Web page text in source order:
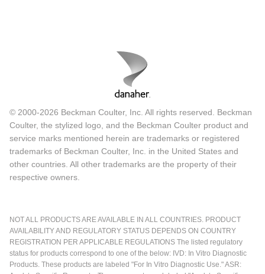
© 2000-2026 Beckman Coulter, Inc. All rights reserved. Beckman
Coulter, the stylized logo, and the Beckman Coulter product and
service marks mentioned herein are trademarks or registered
trademarks of Beckman Coulter, Inc. in the United States and
other countries. All other trademarks are the property of their
respective owners.
NOT ALL PRODUCTS ARE AVAILABLE IN ALL COUNTRIES. PRODUCT
AVAILABILITY AND REGULATORY STATUS DEPENDS ON COUNTRY
REGISTRATION PER APPLICABLE REGULATIONS The listed regulatory
status for products correspond to one of the below: IVD: In Vitro Diagnostic
Products. These products are labeled "For In Vitro Diagnostic Use." ASR: